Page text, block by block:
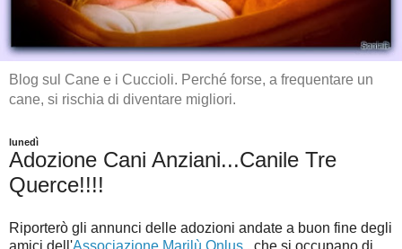
Blog sul Cane e i Cuccioli. Perché forse, a frequentare un
cane, si rischia di diventare migliori.
lunedì
Adozione Cani Anziani...Canile Tre
Querce!!!!
Riporterò gli annunci delle adozioni andate a buon fine degli
amici dell'Associazione Marilù Onlus , che si occupano di